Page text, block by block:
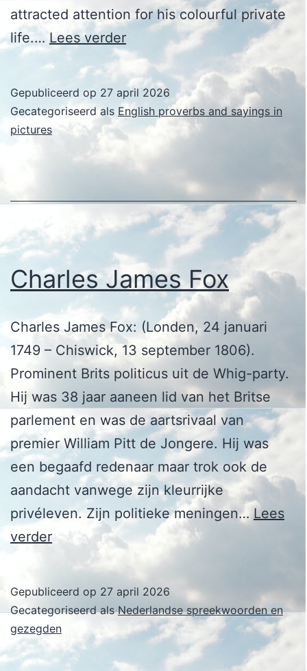
attracted attention for his colourful private
life.… Lees verderCharles
James
Fox
Gepubliceerd op 27 april 2026
Gecategoriseerd als English proverbs and sayings in
pictures
Charles James Fox
Charles James Fox: (Londen, 24 januari
1749 – Chiswick, 13 september 1806).
Prominent Brits politicus uit de Whig-party.
Hij was 38 jaar aaneen lid van het Britse
parlement en was de aartsrivaal van
premier William Pitt de Jongere. Hij was
een begaafd redenaar maar trok ook de
aandacht vanwege zijn kleurrijke
privéleven. Zijn politieke meningen… Lees
verderCharles
Gepubliceerd op 27 april 2026
Gecategoriseerd alsNederlandse spreekwoorden en
gezegden